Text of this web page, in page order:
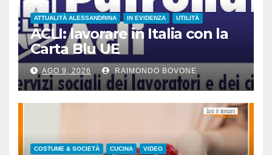
ATTUALITÀ ALESSANDRINA IN EVIDENZA UTILITÀ
ACLI: lavorare in Italia con la
Carta Blu UE
AGO 9, 2026 RAIMONDO BOVONE
COSTUME & SOCIETÀ CUCINA VIDEO